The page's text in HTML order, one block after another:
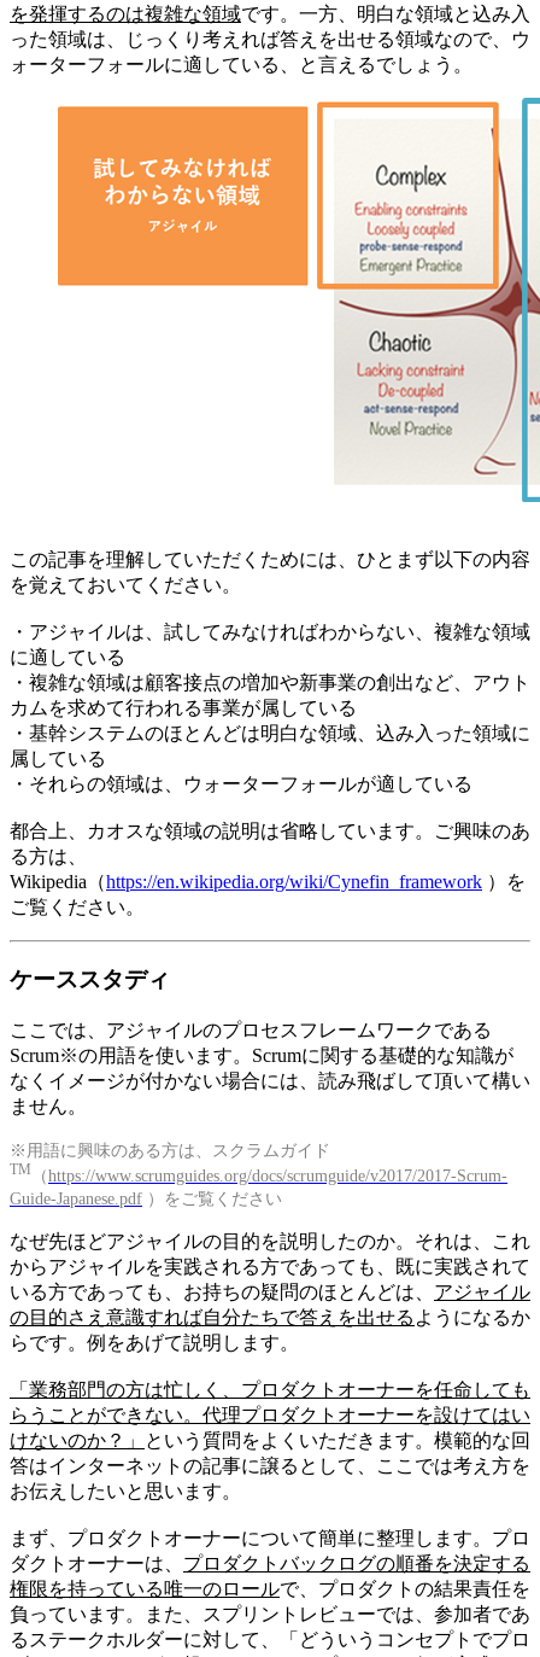
を発揮するのは複雑な領域です。一方、明白な領域と込み入
った領域は、じっくり考えれば答えを出せる領域なので、ウ
ォーターフォールに適している、と言えるでしょう。
この記事を理解していただくためには、ひとまず以下の内容
を覚えておいてください。
・アジャイルは、試してみなければわからない、複雑な領域
に適している
・複雑な領域は顧客接点の増加や新事業の創出など、アウト
カムを求めて行われる事業が属している
・基幹システムのほとんどは明白な領域、込み入った領域に
属している
・それらの領域は、ウォーターフォールが適している
都合上、カオスな領域の説明は省略しています。ご興味のあ
る方は、
Wikipedia（https://en.wikipedia.org/wiki/Cynefin_framework ）を
ご覧ください。
ケーススタディ
ここでは、アジャイルのプロセスフレームワークである
Scrum※の用語を使います。Scrumに関する基礎的な知識が
なくイメージが付かない場合には、読み飛ばして頂いて構い
ません。
※用語に興味のある方は、スクラムガイド
TM （https://www.scrumguides.org/docs/scrumguide/v2017/2017-Scrum-
Guide-Japanese.pdf ）をご覧ください
なぜ先ほどアジャイルの目的を説明したのか。それは、これ
からアジャイルを実践される方であっても、既に実践されて
いる方であっても、お持ちの疑問のほとんどは、 アジャイル
の目的さえ意識すれば自分たちで答えを出せる ようになるか
らです。例をあげて説明します。
「業務部門の方は忙しく、プロダクトオーナーを任命しても
らうことができない。代理プロダクトオーナーを設けてはい
けないのか？」
という質問をよくいただきます。模範的な回
答はインターネットの記事に譲るとして、ここでは考え方を
お伝えしたいと思います。
まず、プロダクトオーナーについて簡単に整理します。プロ
ダクトオーナーは、 プロダクトバックログの順番を決定する
権限を持っている唯一のロールで、プロダクトの結果責任を
負っています。また、スプリントレビューでは、参加者であ
るステークホルダーに対して、「どういうコンセプトでプロ